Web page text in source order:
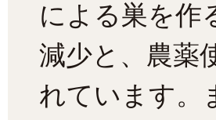
による巣を作
減少と、農薬
れています。